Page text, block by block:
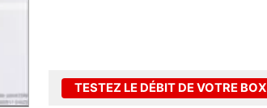
TESTEZ LE DÉBIT DE VOTRE BOX